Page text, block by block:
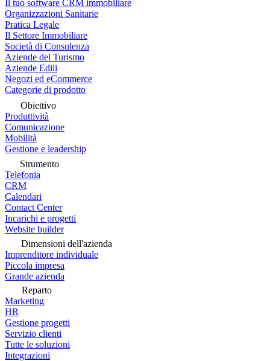
Il tuo software CRM immobiliare
Organizzazioni Sanitarie
Pratica Legale
Il Settore Immobiliare
Società di Consulenza
Aziende del Turismo
Aziende Edili
Negozi ed eCommerce
Categorie di prodotto
Obiettivo
Produttività
Comunicazione
Mobilità
Gestione e leadership
Strumento
Telefonia
CRM
Calendari
Contact Center
Incarichi e progetti
Website builder
Dimensioni dell'azienda
Imprenditore individuale
Piccola impresa
Grande azienda
Reparto
Marketing
HR
Gestione progetti
Servizio clienti
Tutte le soluzioni
Integrazioni